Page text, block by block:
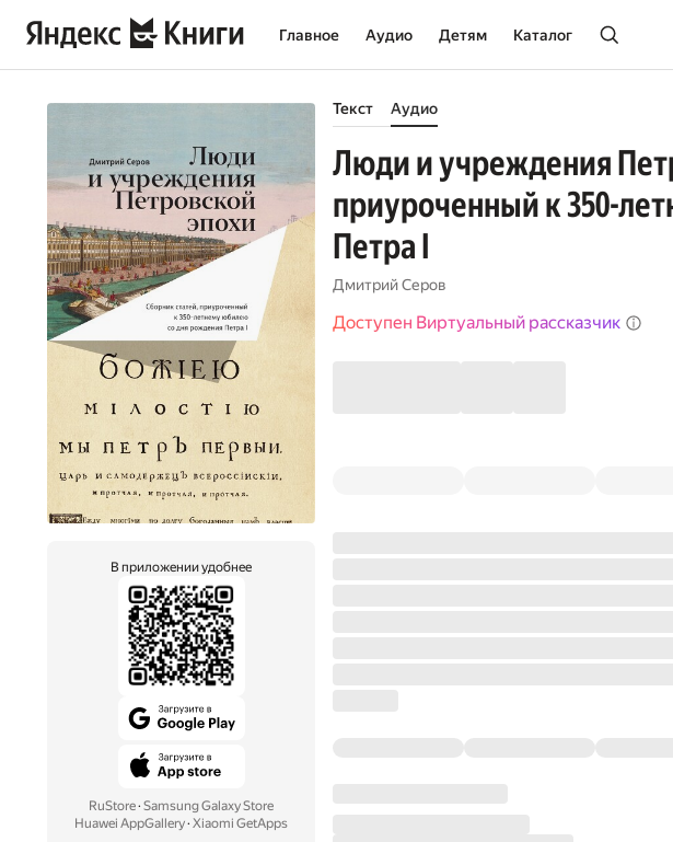
Главное Аудио Детям Каталог
В приложении удобнее
RuStore· Samsung Galaxy Store
Huawei AppGallery· Xiaomi GetApps
Текст Аудио
Люди и учреждения
приуроченный к 350-
Петра I
Дмитрий Серов
Доступен Виртуальный рассказчик